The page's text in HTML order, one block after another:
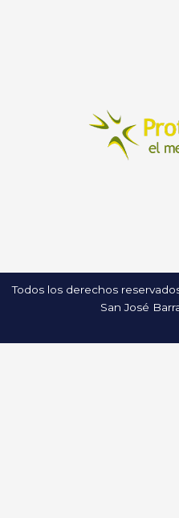
Todos los derechos
San José